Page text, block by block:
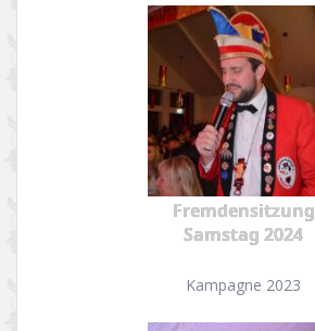
Fremdensitzung
Samstag 2024
Kampagne 2023